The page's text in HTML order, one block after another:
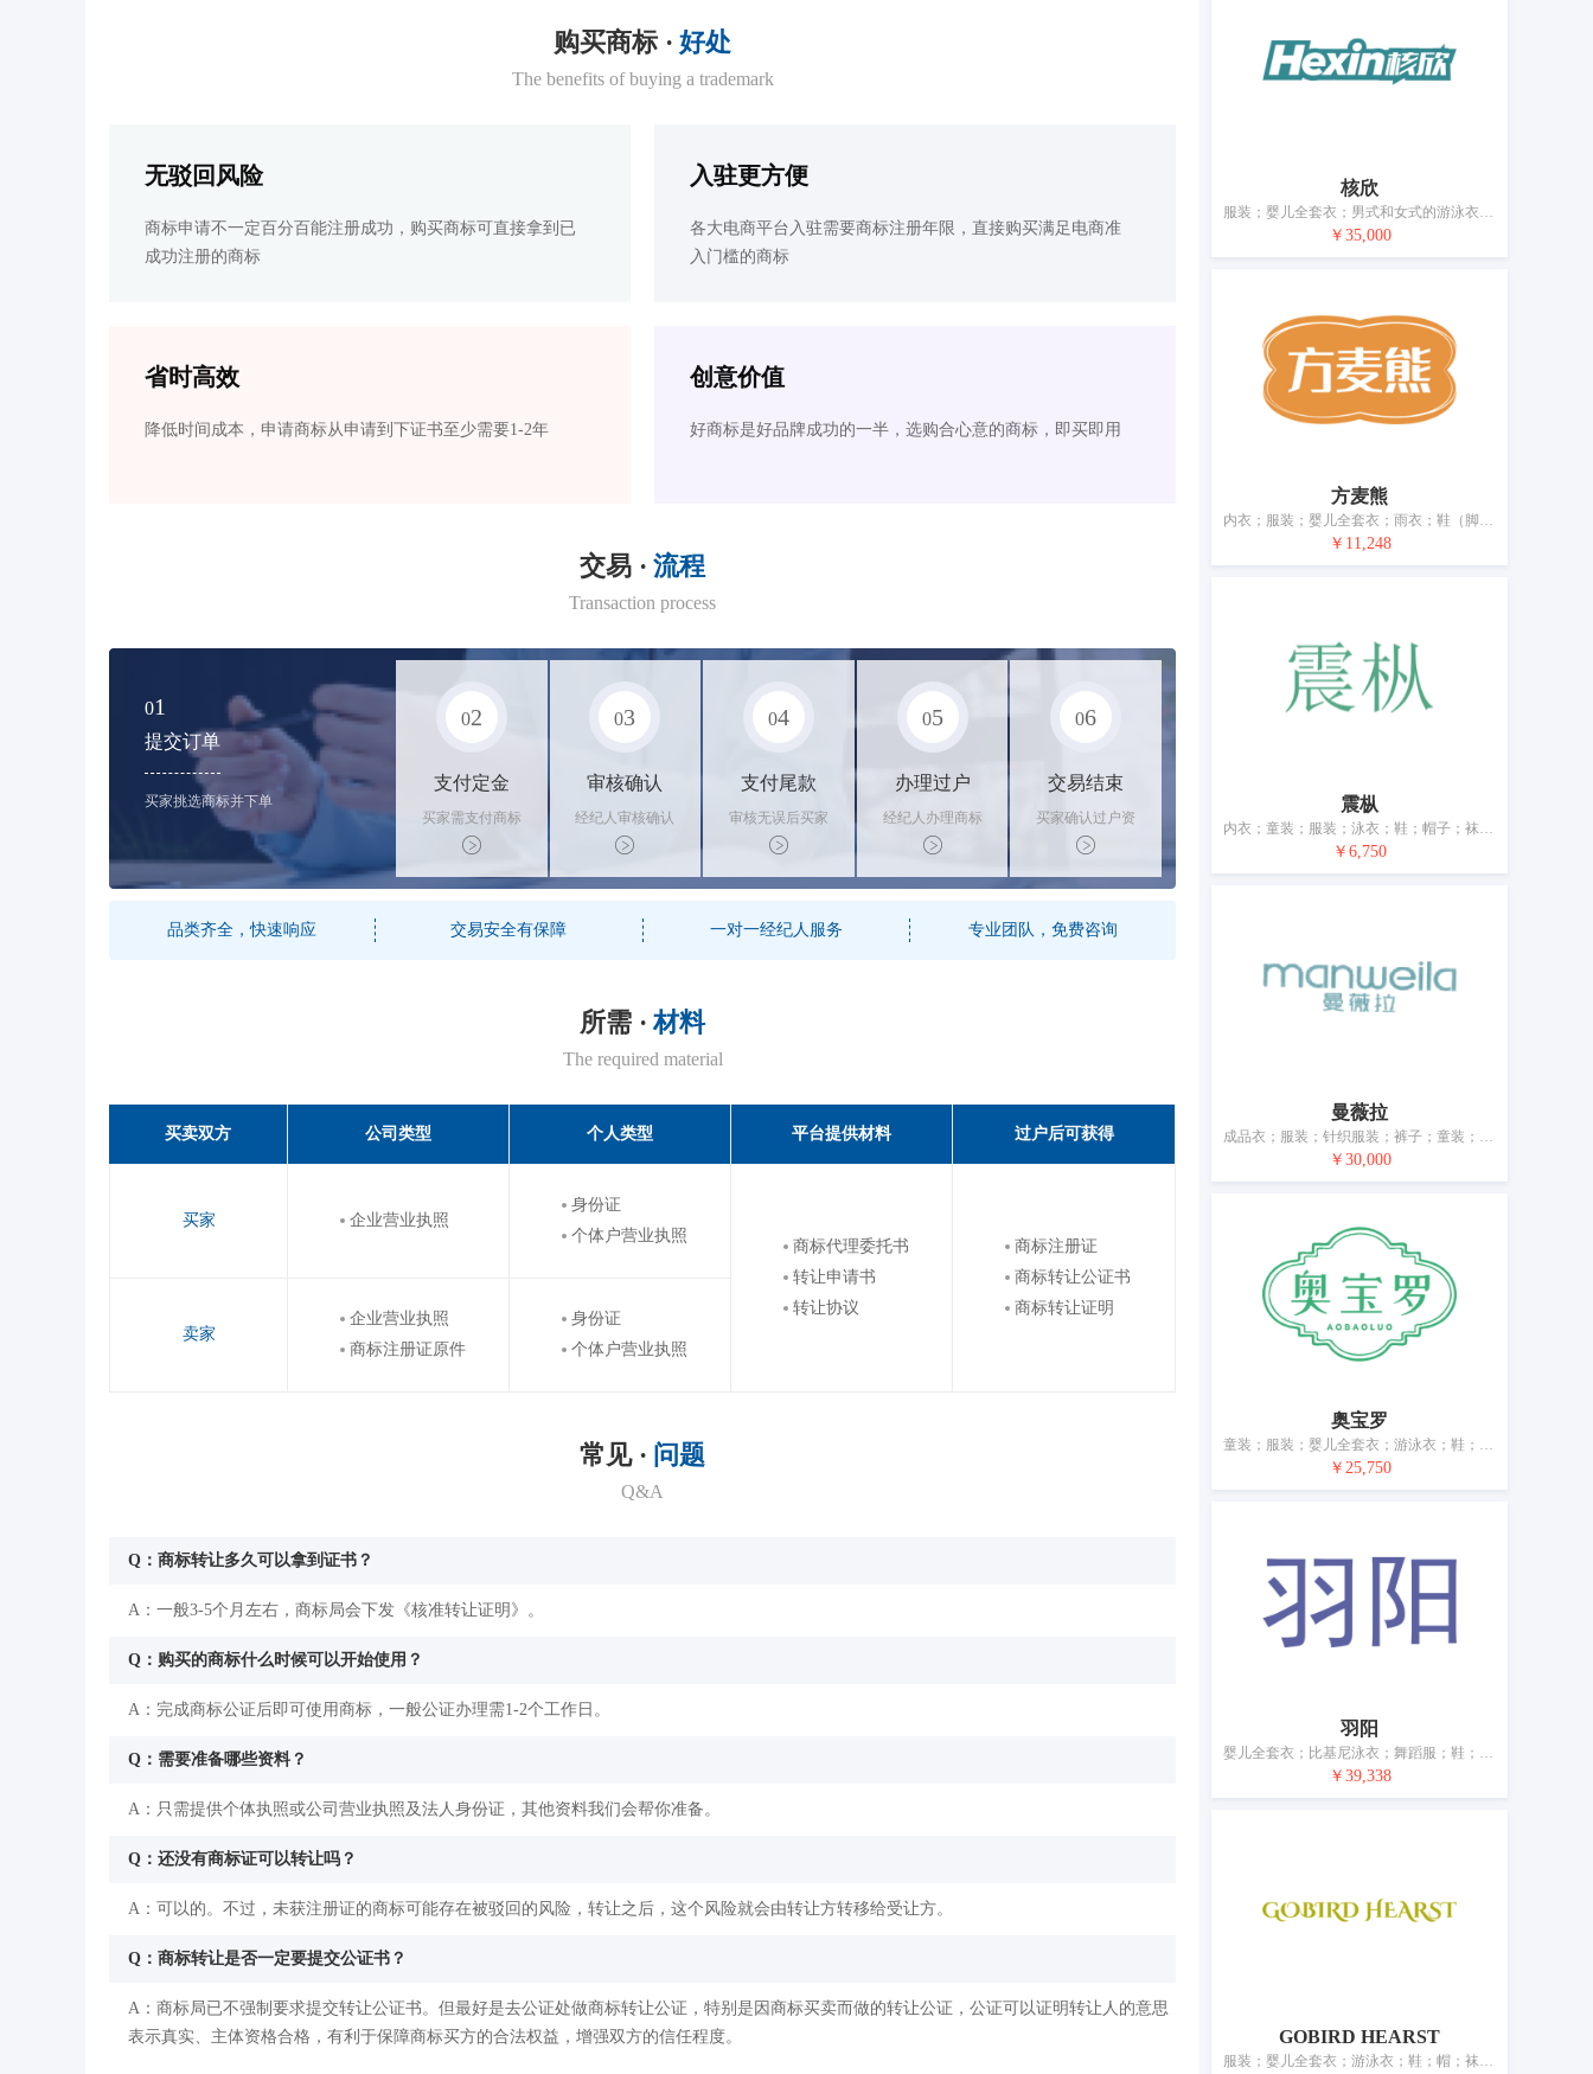
购买商标 · 好处
The benefits of buying a trademark
无驳回风险
商标申请不一定百分百能注册成功，购买商标可直接拿到已
成功注册的商标
入驻更方便
各大电商平台入驻需要商标注册年限，直接购买满足电商准
入门槛的商标
省时高效
降低时间成本，申请商标从申请到下证书至少需要1-2年
创意价值
好商标是好品牌成功的一半，选购合心意的商标，即买即用
交易 · 流程
Transaction process
01
提交订单
买家挑选商标并下单
02
支付定金
买家需支付商标
标价的50%的购
买订金
03
审核确认
经纪人审核确认
商标状态
04
支付尾款
审核无误后买家
支付尾款，卖家
办理相关手续
05
办理过户
经纪人办理商标
转让手续，交付
相关证书
06
交易结束
买家确认过户资
料后，平台解冻
资金支付卖家
品类齐全，快速响应 交易安全有保障 一对一经纪人服务 专业团队，免费咨询
所需 · 材料
The required material
买卖双方 公司类型 个人类型 平台提供材料 过户后可获得
买家 企业营业执照
身份证
个体户营业执照
商标代理委托书
转让申请书
转让协议
商标注册证
商标转让公证书
商标转让证明
卖家
企业营业执照
商标注册证原件
身份证
个体户营业执照
常见 · 问题
Q&A
Q：商标转让多久可以拿到证书？
A：一般3-5个月左右，商标局会下发《核准转让证明》。
Q：购买的商标什么时候可以开始使用？
A：完成商标公证后即可使用商标，一般公证办理需1-2个工作日。
Q：需要准备哪些资料？
A：只需提供个体执照或公司营业执照及法人身份证，其他资料我们会帮你准备。
Q：还没有商标证可以转让吗？
A：可以的。不过，未获注册证的商标可能存在被驳回的风险，转让之后，这个风险就会由转让方转移给受让方。
Q：商标转让是否一定要提交公证书？
A：商标局已不强制要求提交转让公证书。但最好是去公证处做商标转让公证，特别是因商标买卖而做的转让公证，公证可以证明转让人的意思
表示真实、主体资格合格，有利于保障商标买方的合法权益，增强双方的信任程度。
核欣
服装；婴儿全套衣；男式和女式的游泳衣；鞋；帽；袜；手套（服装）；围巾；睡眠用眼罩
￥35,000
方麦熊
内衣；服装；婴儿全套衣；雨衣；鞋（脚上的穿着物）；帽；袜；手套（服装）；围巾；腰带
￥11,248
震枞
内衣；童装；服装；泳衣；鞋；帽子；袜；手套（服装）；皮带（服饰用）；婚纱
￥6,750
曼薇拉
成品衣；服装；针织服装；裤子；童装；鞋；袜；围巾；皮带（服饰用）；婚纱
￥30,000
奥宝罗
童装；服装；婴儿全套衣；游泳衣；鞋；帽；袜；手套（服装）；围巾；腰带
￥25,750
羽阳
婴儿全套衣；比基尼泳衣；舞蹈服；鞋；帽子；袜；手套（包括皮、兽皮或毛皮制）；披巾；腰带
￥39,338
GOBIRD HEARST
服装；婴儿全套衣；游泳衣；鞋；帽；袜；手套（服装）；领带；皮带（服饰用）；睡眠用眼罩